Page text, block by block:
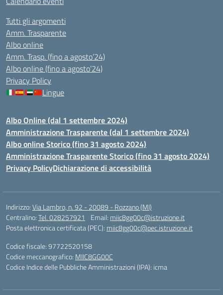
Tutti gli argomenti
Amm. Trasparente
Albo online
Amm. Trasp. (fino a agosto’24)
Albo online (fino a agosto’24)
Privacy Policy
Lingue
Albo Online (dal 1 settembre 2024)
Amministrazione Trasparente (dal 1 settembre 2024)
Albo online Storico (fino 31 agosto 2024)
Amministrazione Trasparente Storico (fino 31 agosto 2024)
Privacy PolicyDichiarazione di accessibilità
Indirizzo:Via Lambro, n. 92 - 20089 - Rozzano (MI)
Centralino:Tel. 028257921 Email: miic8gg00c@istruzione.it
Posta elettronica certificata (PEC): miic8gg00c@pec.istruzione.it
Codice fiscale: 97722520158
Codice meccanografico: MIIC8GG00C
Codice Indice delle Pubbliche Amministrazioni (IPA): icma